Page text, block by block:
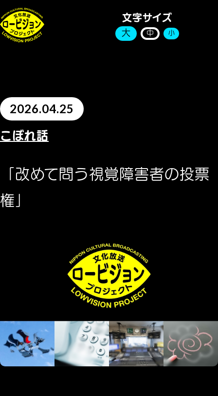
文字サイズ
大 中 小
2026.04.25
こぼれ話
「改めて問う視覚障害者の投票
権」